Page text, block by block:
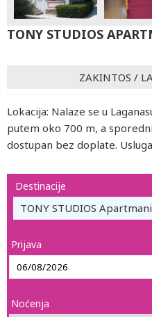
TONY STUDIOS
ZAKINTOS /
Lokacija: Nalaze se u
putem oko 700 m, a
dostupan bez doplate.
Destinacije
TONY STUDIOS Apartmani
Prijava
Noćenja